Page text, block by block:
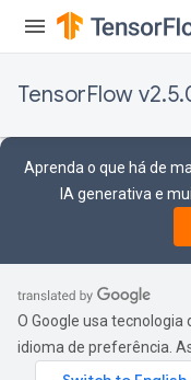
TensorFlow
Aprenda o que há de
IA generativa e
O Google usa
idioma de preferência.